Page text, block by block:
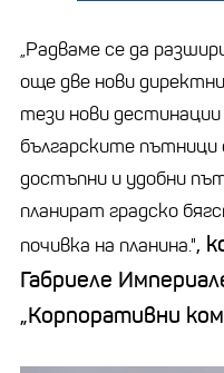
„Радваме се да
още две нови
тези нови
българските
достъпни и удобни
планират градско
почивка на планина.",
Габриеле
„Корпоративни